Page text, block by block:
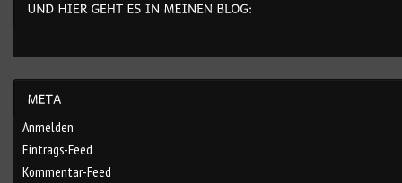
Anmelden
Eintrags-Feed
Kommentar-Feed